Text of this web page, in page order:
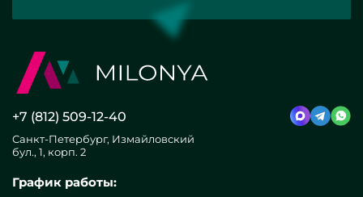
+7 (812) 509-12-40
Санкт-Петербург, Измайловский
бул., 1, корп. 2
График работы: